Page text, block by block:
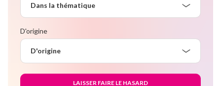
Dans la thématique
D'origine
D'origine